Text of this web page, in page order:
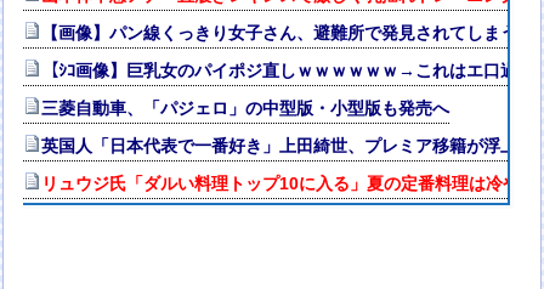
【画像】パン線くっきり女子さん、避難所で発見されてしまう
【ｼｺ画像】巨乳女のパイポジ直しｗｗｗｗｗｗ→これはエ口過ぎ
三菱自動車、「パジェロ」の中型版・小型版も発売へ
英国人「日本代表で一番好き」上田綺世、プレミア移籍が浮上
リュウジ氏「ダルい料理トップ10に入る」夏の定番料理は冷や